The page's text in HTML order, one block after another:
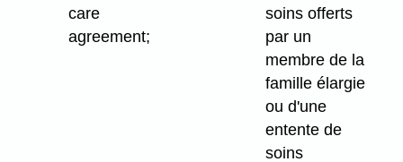
care
agreement;
soins offerts
par un
membre de la
famille élargie
ou d'une
entente de
soins